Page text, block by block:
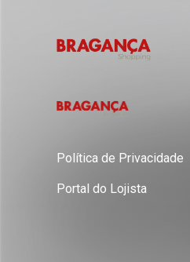
Política de Privacidade
Portal do Lojista